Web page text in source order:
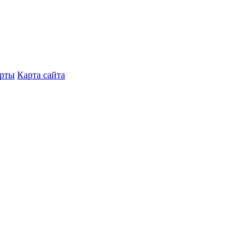
Карта сайта